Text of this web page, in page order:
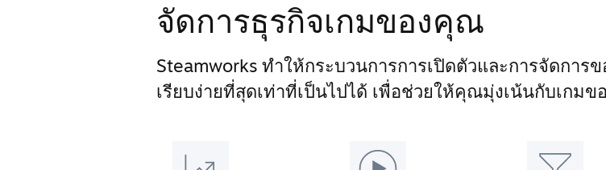
จัดการธุรกิจเกมของคุณ
Steamworks ทำให้กระบวนการการเปิดตัวและการจัดการ
เรียบง่ายที่สุดเท่าที่เป็นไปได้ เพื่อช่วยให้คุณมุ่งเน้นกับเกม